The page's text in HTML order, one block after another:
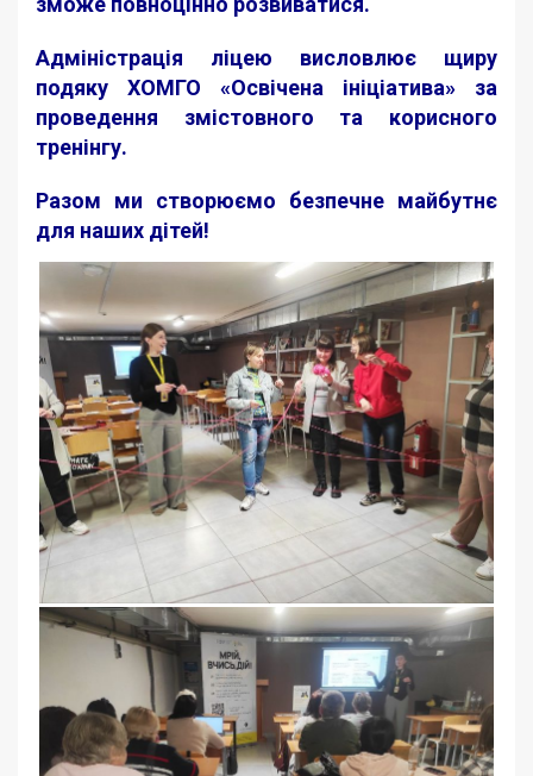
Адміністрація ліцею висловлює щиру
подяку ХОМГО «Освічена ініціатива» за
проведення змістовного та корисного
тренінгу.
Разом ми створюємо безпечне майбутнє
для наших дітей!